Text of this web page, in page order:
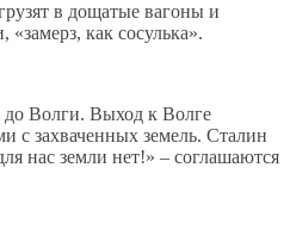
в дощатые вагоны и
как сосулька».
до Волги. Выход к Волге
с захваченных земель. Сталин
нас земли нет!» – соглашаются